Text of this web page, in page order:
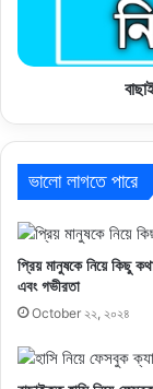
ভালো লাগতে পারে
প্রিয় মানুষকে নিয়ে কিছু
এবং গভীরতা
October ২২, ২০২৪